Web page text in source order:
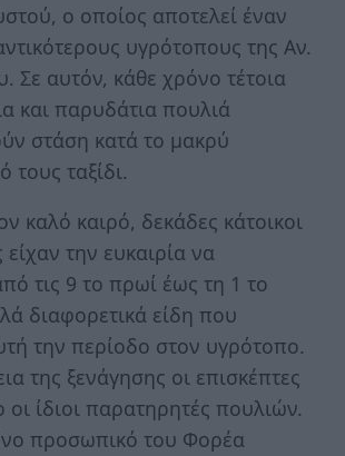
ο οποίος αποτελεί έναν
υγρότοπους της Αν.
Σε αυτόν, κάθε χρόνο τέτοια
και παρυδάτια πουλιά
στάση κατά το μακρύ
τους ταξίδι.
καλό καιρό, δεκάδες κάτοικοι
είχαν την ευκαιρία να
τις 9 το πρωί έως τη 1 το
διαφορετικά είδη που
την περίοδο στον υγρότοπο.
της ξενάγησης οι επισκέπτες
οι ίδιοι παρατηρητές πουλιών.
προσωπικό του Φορέα